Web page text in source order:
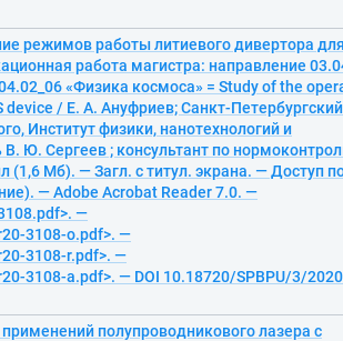
режимов работы литиевого дивертора для
работа магистра: направление
«Физика космоса» = Study of the
/ Е. А. Ануфриев; Санкт-Петербургский
Институт физики, нанотехнологий и
Ю. Сергеев ; консультант по
(1,6 Мб). — Загл. с титул. экрана. — Доступ
— Adobe Acrobat Reader 7.0. —
—
3108-o.pdf>. —
3108-r.pdf>. —
3108-a.pdf>. — DOI 10.18720/SPBPU/3/
полупроводникового лазера с